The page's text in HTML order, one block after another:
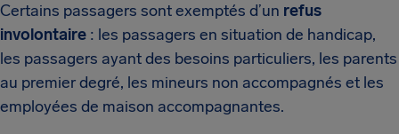
Certains passagers sont exemptés d’un refus
involontaire : les passagers en situation de handicap,
les passagers ayant des besoins particuliers, les parents
au premier degré, les mineurs non accompagnés et les
employées de maison accompagnantes.